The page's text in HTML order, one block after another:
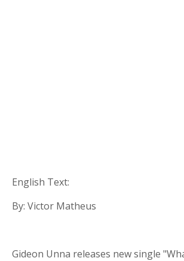
English Text:
By: Victor Matheus
Gideon Unna releases new single